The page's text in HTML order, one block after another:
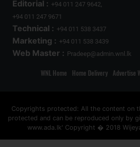
Editorial : +94 011 247 9642,
+94 011 247 9671
Technical : +94 011 538 3437
Marketing : +94 011 538 3439
Web Master : Pradeep@admin.wnl.lk
WNL Home Home Delivery Advertise
Copyrights protected: All the content on
protected and can be reproduced only by
www.ada.lk' Copyright � 2018